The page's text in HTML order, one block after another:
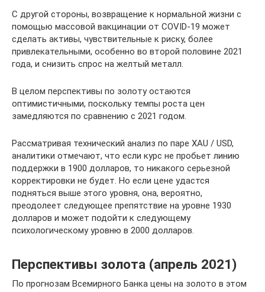
С другой стороны, возвращение к нормальной жизни с
помощью массовой вакцинации от COVID-19 может
сделать активы, чувствительные к риску, более
привлекательными, особенно во второй половине 2021
года, и снизить спрос на желтый металл.
В целом перспективы по золоту остаются
оптимистичными, поскольку темпы роста цен
замедляются по сравнению с 2021 годом.
Рассматривая технический анализ по паре XAU / USD,
аналитики отмечают, что если курс не пробьет линию
поддержки в 1900 долларов, то никакого серьезной
корректировки не будет. Но если цене удастся
подняться выше этого уровня, она, вероятно,
преодолеет следующее препятствие на уровне 1930
долларов и может подойти к следующему
психологическому уровню в 2000 долларов.
Перспективы золота (апрель 2021)
По прогнозам Всемирного Банка цены на золото в этом